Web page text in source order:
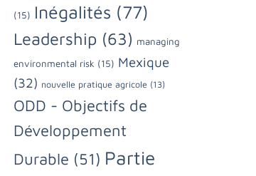
(15) Inégalités (77)
Leadership (63) managing
environmental risk (15) Mexique
(32) nouvelle pratique agricole (13)
ODD - Objectifs de
Développement
Durable (51) Partie